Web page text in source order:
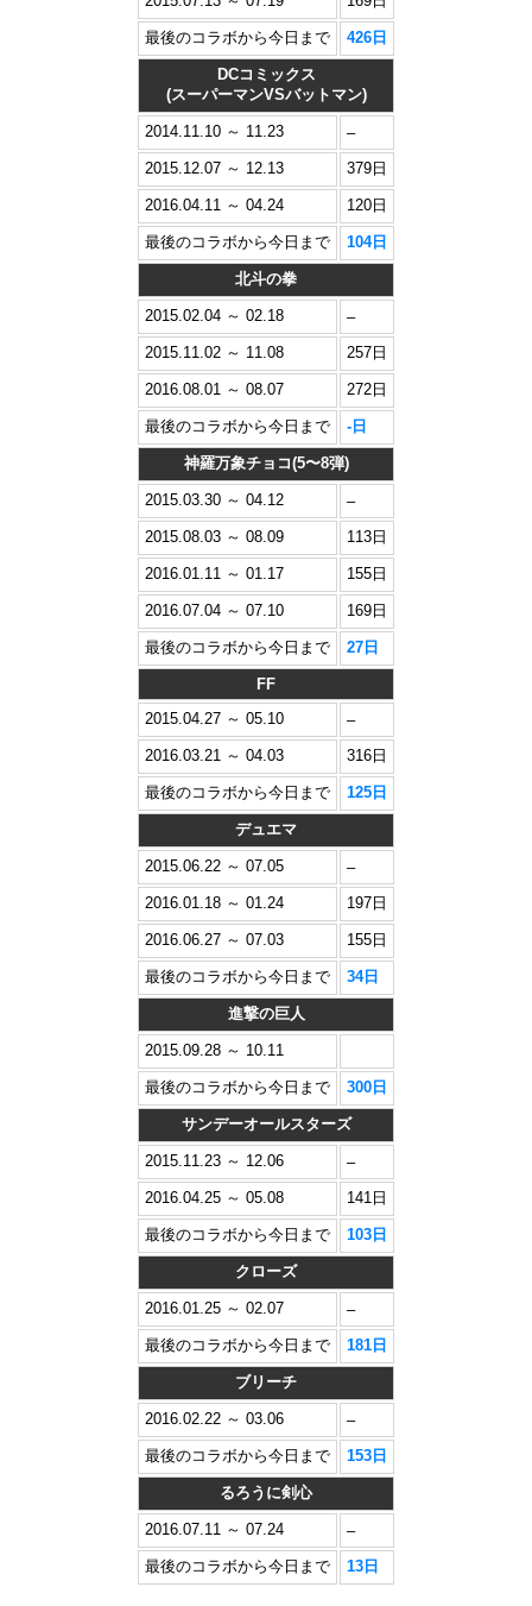
最後のコラボから今日まで 426日
DCコミックス
(スーパーマンVSバットマン)
2014.11.10 ～ 11.23
–
2015.12.07 ～ 12.13
379日
2016.04.11 ～ 04.24 120日
最後のコラボから今日まで 104日
北斗の拳
2015.02.04 ～ 02.18
–
2015.11.02 ～ 11.08
257日
2016.08.01 ～ 08.07 272日
最後のコラボから今日まで -日
神羅万象チョコ(5〜8弾)
2015.03.30 ～ 04.12
–
2015.08.03 ～ 08.09
113日
2016.01.11 ～ 01.17 155日
2016.07.04 ～ 07.10 169日
最後のコラボから今日まで 27日
FF
2015.04.27 ～ 05.10
–
2016.03.21 ～ 04.03
316日
最後のコラボから今日まで 125日
デュエマ
2015.06.22 ～ 07.05
–
2016.01.18 ～ 01.24
197日
2016.06.27 ～ 07.03 155日
最後のコラボから今日まで 34日
進撃の巨人
2015.09.28 ～ 10.11
最後のコラボから今日まで 300日
サンデーオールスターズ
2015.11.23 ～ 12.06
–
2016.04.25 ～ 05.08
141日
最後のコラボから今日まで 103日
クローズ
2016.01.25 ～ 02.07
–
最後のコラボから今日まで
181日
ブリーチ
2016.02.22 ～ 03.06
–
最後のコラボから今日まで
153日
るろうに剣心
2016.07.11 ～ 07.24
–
最後のコラボから今日まで
13日